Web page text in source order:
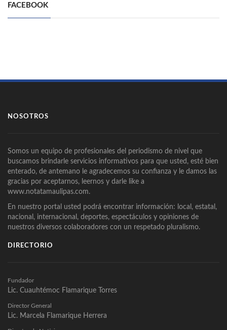
FACEBOOK
NOSOTROS
Somos un equipo de profesionales del periodismo de nivel que
buscamos brindarle servicios informativos para que usted, esté bien
enterado, de antemano le agradecemos su confianza y le damos las
gracias por aceptarnos, leernos y darle like a
www.notatamaulipas.com.
En nuestro portal usted podrá encontrar información: local, estatal,
nacional, internacional, deportes, espectáculos y opiniones de
nuestros diversos colaboradores con un respetado pluralismo.
DIRECTORIO
Fundador
Lic. Cuauhtémoc Flamarique Torres
Director General
Lic. Marcela Flamarique Herrera